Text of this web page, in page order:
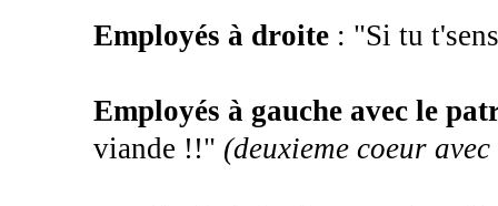
Employés à droite : "Si tu
Employés à gauche avec le
viande !!" (deuxieme coeur